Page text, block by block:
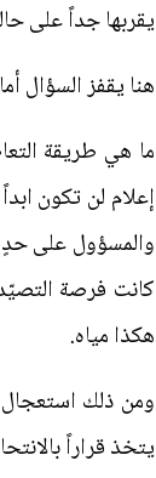
يقربها جداً على
هنا يقفز السؤال
ما هي طريقة
إعلام لن تكون
والمسؤول على حدٍ
كانت فرصة
هكذا مياه.
ومن ذلك استعجال
يتخذ قراراً